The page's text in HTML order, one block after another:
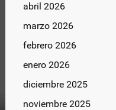
abril 2026
marzo 2026
febrero 2026
enero 2026
diciembre 2025
noviembre 2025